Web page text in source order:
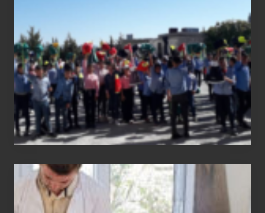
Medical
physiotherapy
equipment